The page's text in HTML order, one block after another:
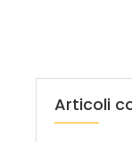
Articoli